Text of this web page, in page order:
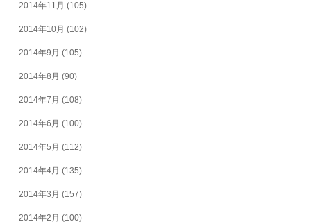
2014年11月 (105)
2014年10月 (102)
2014年9月 (105)
2014年8月 (90)
2014年7月 (108)
2014年6月 (100)
2014年5月 (112)
2014年4月 (135)
2014年3月 (157)
2014年2月 (100)